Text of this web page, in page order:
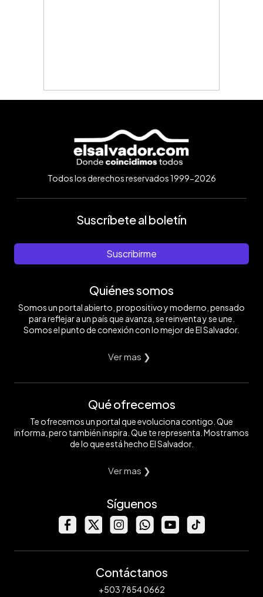
Todos los derechos reservados 1999-2026
Suscríbete al boletín
Suscribirme
Quiénes somos
Somos un portal abierto, propositivo y moderno, pensado
para reflejar a un país que avanza, se reinventa y se une.
Somos el punto de conexión con lo mejor de El Salvador.
Ver mas ❯
Qué ofrecemos
Te ofrecemos un portal que evoluciona contigo. Que
informa, pero también inspira. Que te representa. Mostramos
de lo que está hecho El Salvador.
Ver mas ❯
Síguenos
Contáctanos
+503 7854 0662